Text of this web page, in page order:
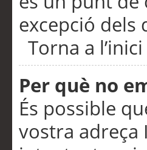
excepció dels
Torna a l’inici
Per què no
És possible
vostra adreça